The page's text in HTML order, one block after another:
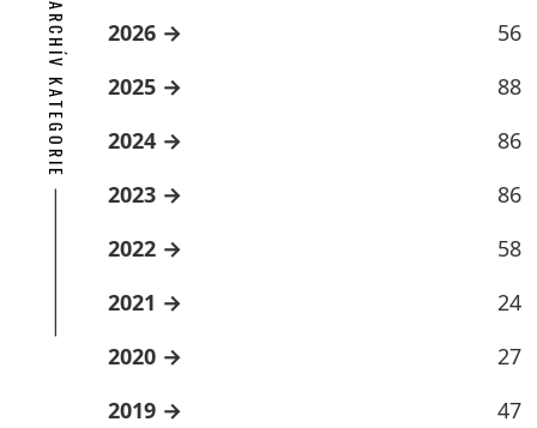
ARCHÍV KATEGORIE 2026
56
2025
88
2024
86
2023
86
2022
58
2021
24
2020
27
2019
47